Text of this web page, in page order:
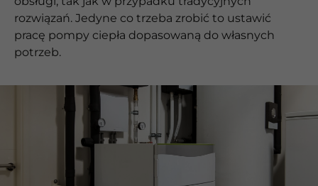
rozwiązań. Jedyne co trzeba zrobić to ustawić
pracę pompy ciepła dopasowaną do własnych
potrzeb.